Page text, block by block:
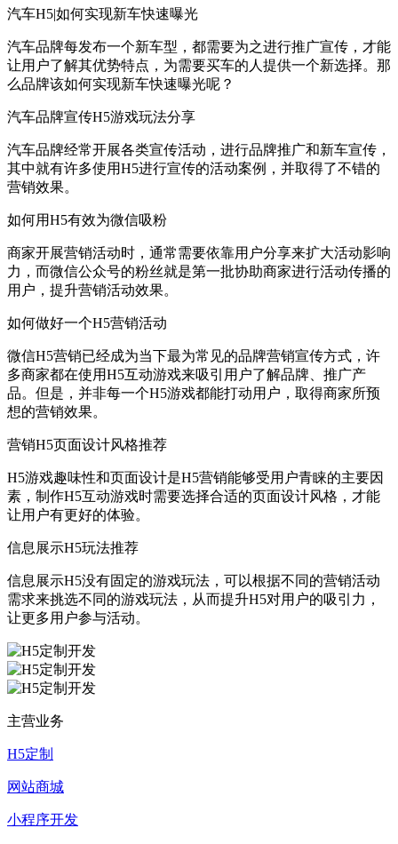
汽车H5|如何实现新车快速曝光
汽车品牌每发布一个新车型，都需要为之进行推广宣传，才能
让用户了解其优势特点，为需要买车的人提供一个新选择。那
么品牌该如何实现新车快速曝光呢？
汽车品牌宣传H5游戏玩法分享
汽车品牌经常开展各类宣传活动，进行品牌推广和新车宣传，
其中就有许多使用H5进行宣传的活动案例，并取得了不错的
营销效果。
如何用H5有效为微信吸粉
商家开展营销活动时，通常需要依靠用户分享来扩大活动影响
力，而微信公众号的粉丝就是第一批协助商家进行活动传播的
用户，提升营销活动效果。
如何做好一个H5营销活动
微信H5营销已经成为当下最为常见的品牌营销宣传方式，许
多商家都在使用H5互动游戏来吸引用户了解品牌、推广产
品。但是，并非每一个H5游戏都能打动用户，取得商家所预
想的营销效果。
营销H5页面设计风格推荐
H5游戏趣味性和页面设计是H5营销能够受用户青睐的主要因
素，制作H5互动游戏时需要选择合适的页面设计风格，才能
让用户有更好的体验。
信息展示H5玩法推荐
信息展示H5没有固定的游戏玩法，可以根据不同的营销活动
需求来挑选不同的游戏玩法，从而提升H5对用户的吸引力，
让更多用户参与活动。
主营业务
H5定制
网站商城
小程序开发